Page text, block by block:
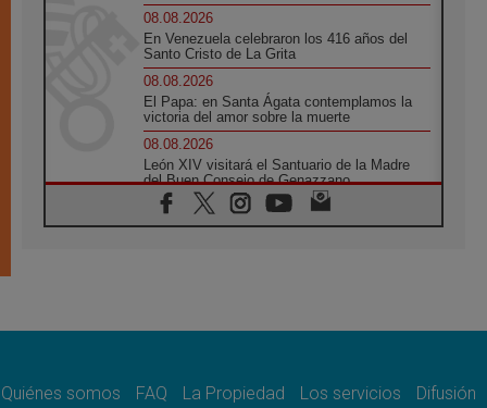
08.08.2026
En Venezuela celebraron los 416 años del
Santo Cristo de La Grita
08.08.2026
El Papa: en Santa Ágata contemplamos la
victoria del amor sobre la muerte
08.08.2026
León XIV visitará el Santuario de la Madre
del Buen Consejo de Genazzano
07.08.2026
Filipinas: el Vicariato Apostólico de Calapán
07.08.2026
07.08.2026
Quiénes somos FAQ La Propiedad Los servicios
Difusión